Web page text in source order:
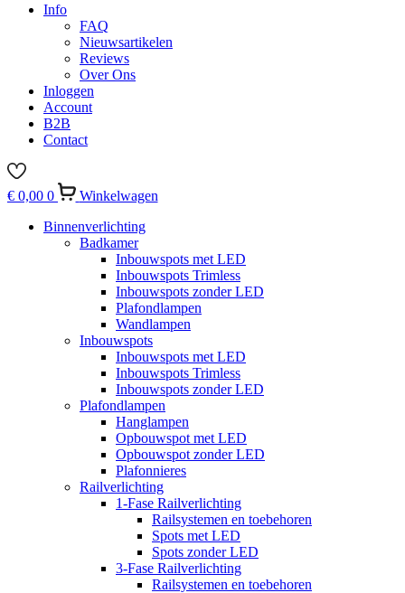
Info
FAQ
Nieuwsartikelen
Reviews
Over Ons
Inloggen
Account
B2B
Contact
€ 0,00 0
Winkelwagen
Binnenverlichting
Badkamer
Inbouwspots met LED
Inbouwspots Trimless
Inbouwspots zonder LED
Plafondlampen
Wandlampen
Inbouwspots
Inbouwspots met LED
Inbouwspots Trimless
Inbouwspots zonder LED
Plafondlampen
Hanglampen
Opbouwspot met LED
Opbouwspot zonder LED
Plafonnieres
Railverlichting
1-Fase Railverlichting
Railsystemen en toebehoren
Spots met LED
Spots zonder LED
3-Fase Railverlichting
Railsystemen en toebehoren